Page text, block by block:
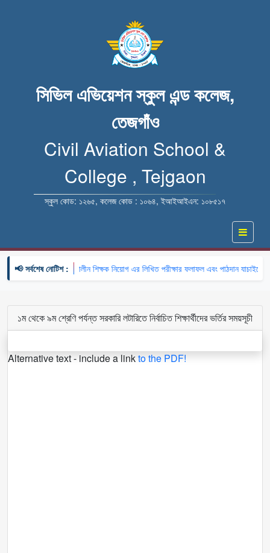
সিভিল এভিয়েশন স্কুল এন্ড কলেজ,
তেজগাঁও
Civil Aviation School &
College , Tejgaon
স্কুল কোড: ১২৬৫, কলেজ কোড : ১০৬৪, ইআইআইএন: ১০৮৫১৭
📢 সর্বশেষ নোটিশ :🔹 খন্ডকালীন শিক্ষক নিয়োগ এর লিখিত পরীক্ষার ফলাফল এবং পাঠদান যাচাইয়ের
১ম থেকে ৯ম শ্রেণি পর্যন্ত সরকারি লটারিতে নির্বাচিত শিক্ষার্থীদের ভর্তির সময়সূচী
Alternative text - include a linkto the PDF!